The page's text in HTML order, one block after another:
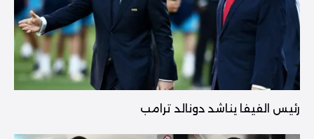
رئيس الفيفا يناشد دونالد ترامب